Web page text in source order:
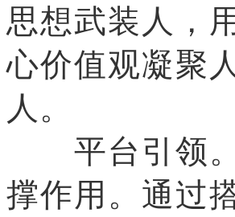
思想武装人，
心价值观凝聚
人。
平台引领。
撑作用。通过